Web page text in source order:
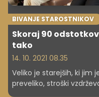
BIVANJE STAROSTNIKOV
Skoraj 90
tako
14. 10. 2021 08.35
Veliko je starejših, ki jim
preveliko, stroški